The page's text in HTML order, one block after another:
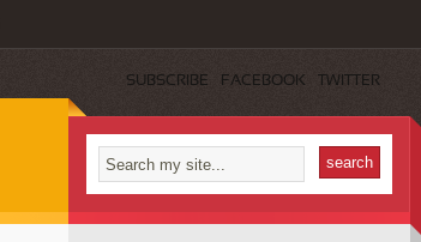
SUBSCRIBE FACEBOOK TWITTER